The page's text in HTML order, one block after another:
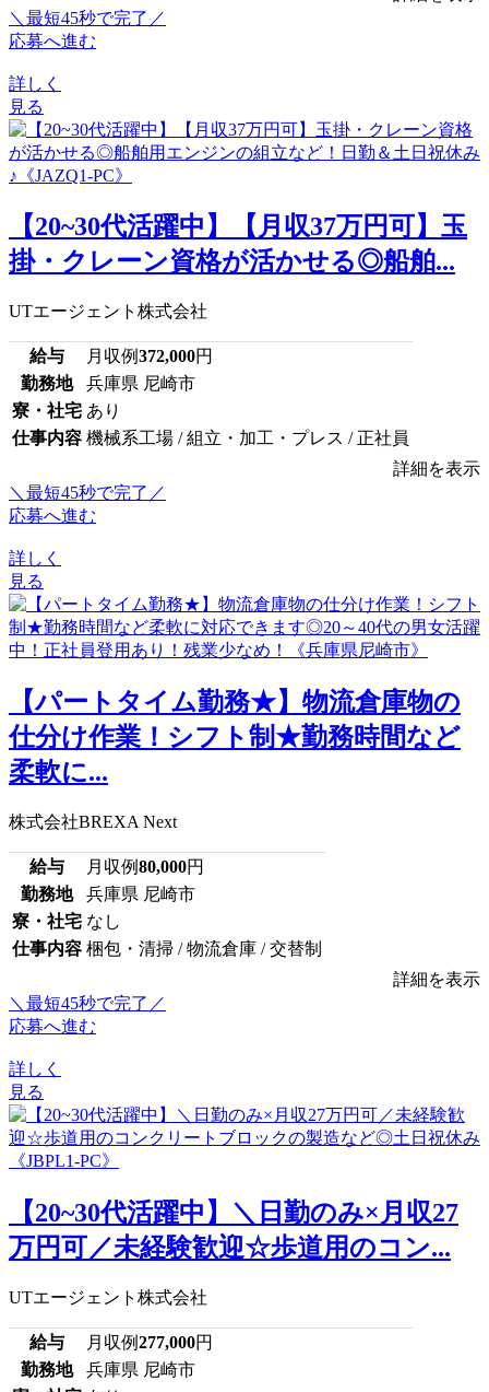
＼最短45秒で完了／
応募へ進む
詳しく
見る
【20~30代活躍中】【月収37万円可】玉
掛・クレーン資格が活かせる◎船舶...
UTエージェント株式会社
給与 月収例372,000円
勤務地
兵庫県 尼崎市
寮・社宅 あり
仕事内容 機械系工場 / 組立・加工・プレス / 正社員
詳細を表示
＼最短45秒で完了／
応募へ進む
詳しく
見る
【パートタイム勤務★】物流倉庫物の
仕分け作業！シフト制★勤務時間など
柔軟に...
株式会社BREXA Next
給与 月収例80,000円
勤務地
兵庫県 尼崎市
寮・社宅 なし
仕事内容 梱包・清掃 / 物流倉庫 / 交替制
詳細を表示
＼最短45秒で完了／
応募へ進む
詳しく
見る
【20~30代活躍中】＼日勤のみ×月収27
万円可／未経験歓迎☆歩道用のコン...
UTエージェント株式会社
給与 月収例277,000円
勤務地
兵庫県 尼崎市